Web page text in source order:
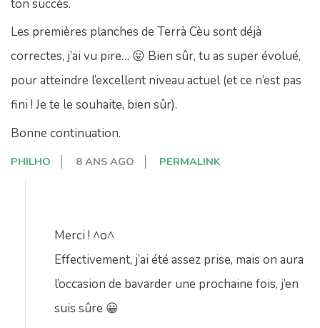
ton succès.
Les premières planches de Terrà Cèu sont déjà
correctes, j’ai vu pire… 😛 Bien sûr, tu as super évolué,
pour atteindre l’excellent niveau actuel (et ce n’est pas
fini ! Je te le souhaite, bien sûr).
Bonne continuation.
PHILHO 8 ANS AGO PERMALINK
Merci ! ^o^
Effectivement, j’ai été assez prise, mais on aura
l’occasion de bavarder une prochaine fois, j’en
suis sûre 😀